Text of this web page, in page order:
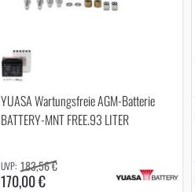
YUASA Wartungsfreie AGM-Batterie
BATTERY-MNT FREE.93 LITER
170,00 €
183,56 €